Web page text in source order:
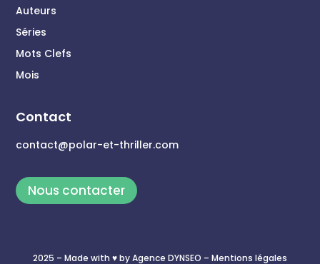
Auteurs
Séries
Mots Clefs
Mois
Contact
contact@polar-et-thriller.com
Nous contacter
2025 – Made with ♥ byAgence DYNSEO – Mentions légales